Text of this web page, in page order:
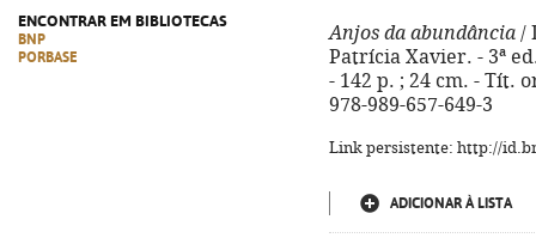
ENCONTRAR EM BIBLIOTECAS
BNP
PORBASE
Anjos da abundância /
Patrícia Xavier. - 3ª
- 142 p. ; 24 cm. - Tít.
978-989-657-649-3
Link persistente: http://
ADICIONAR À LISTA